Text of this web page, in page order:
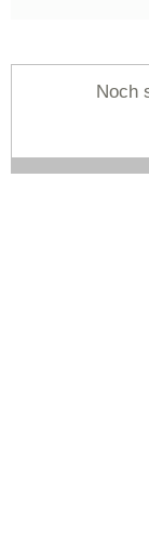
Noch